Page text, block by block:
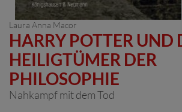
Laura Anna Macor
HARRY POTTER UND
HEILIGTÜMER DER
PHILOSOPHIE
Nahkampf mit dem Tod